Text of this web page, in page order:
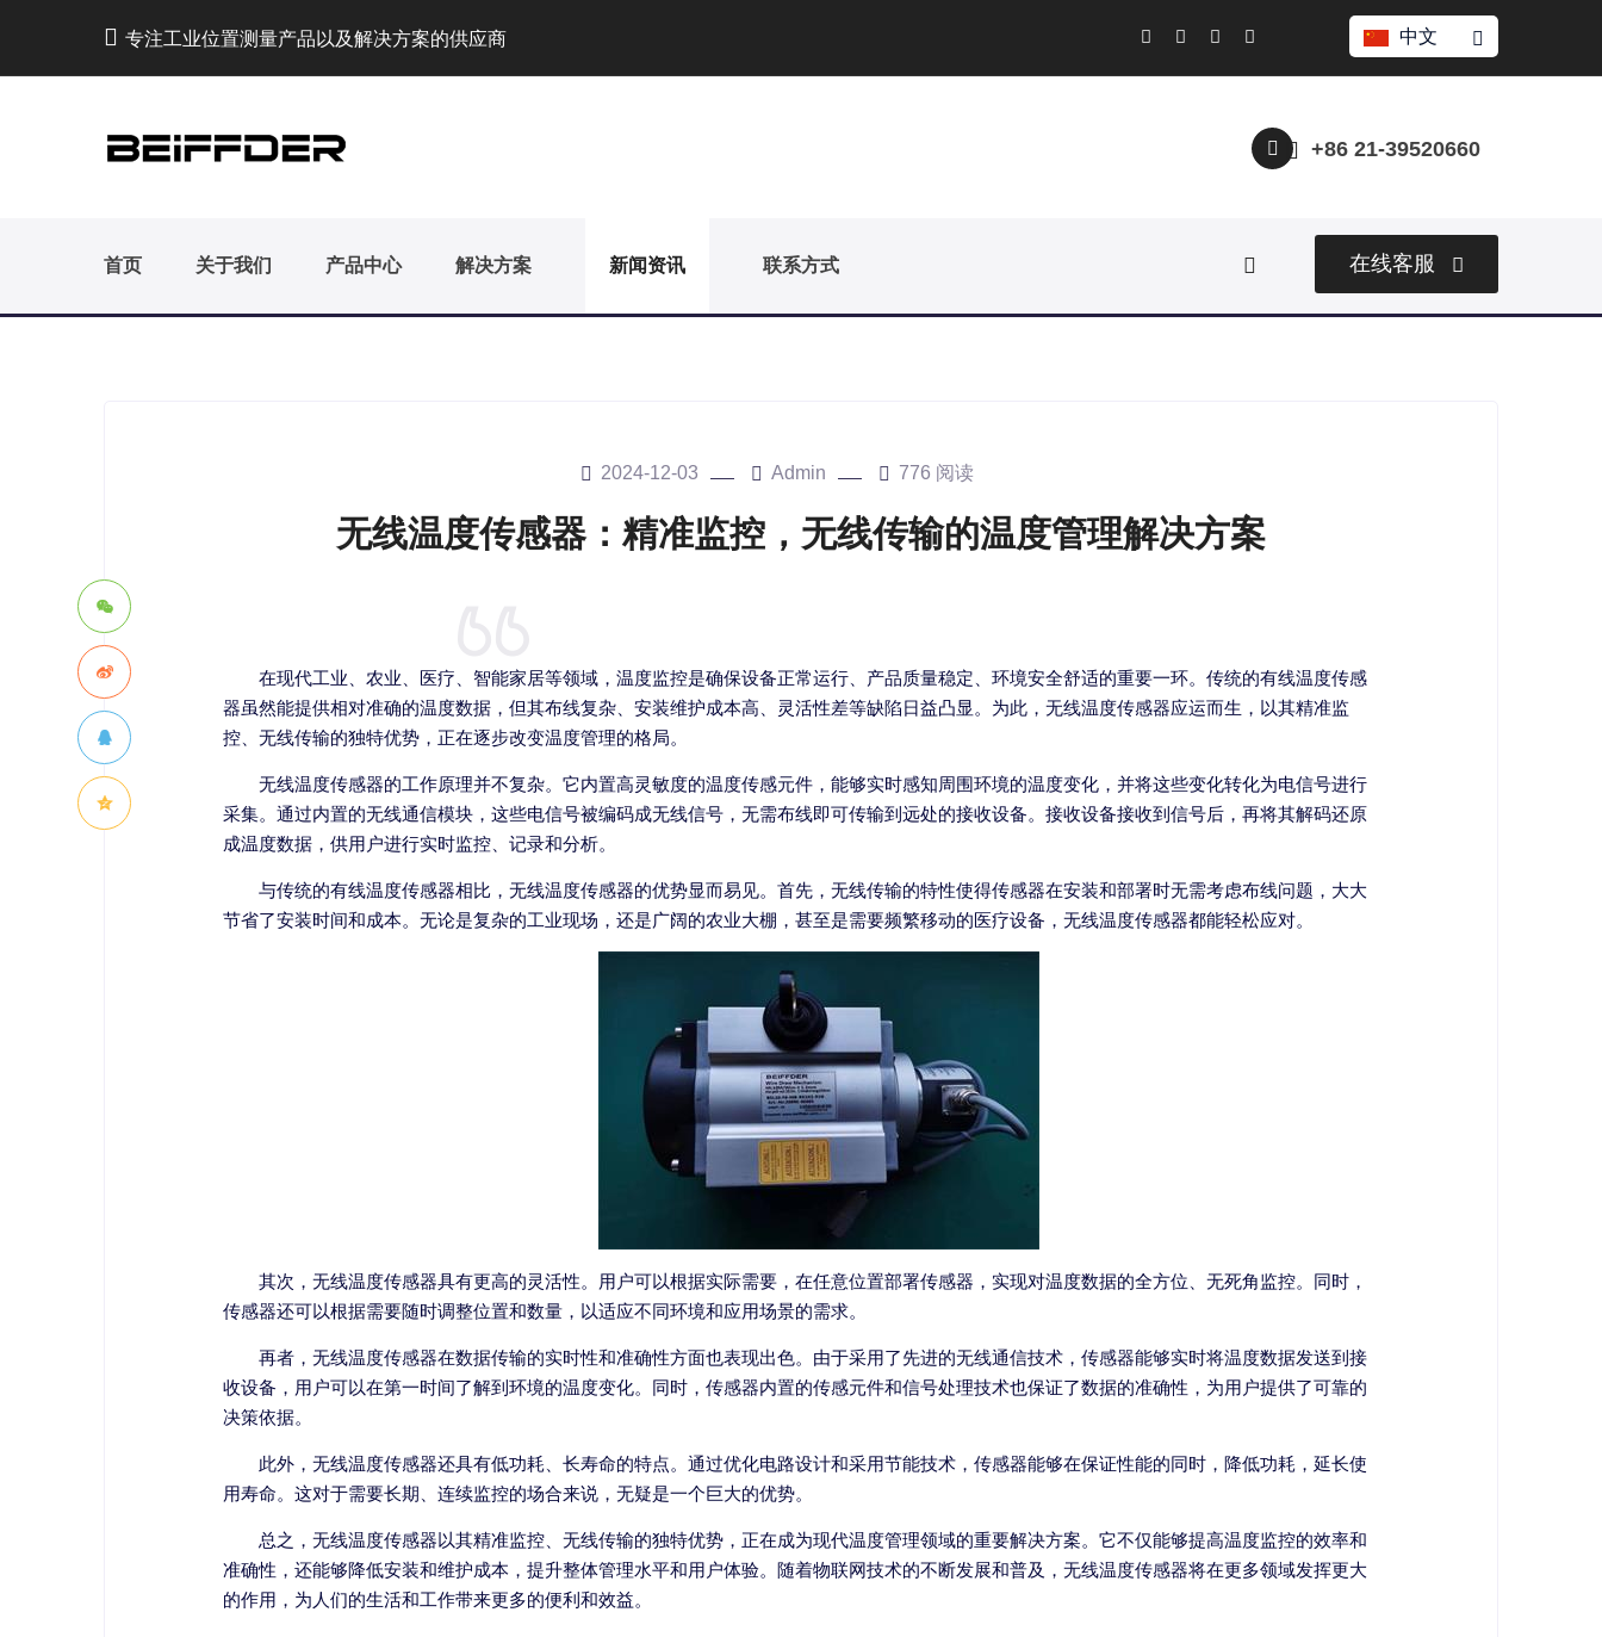
专注工业位置测量产品以及解决方案的供应商 中文
+86 21-39520660
首页 关于我们 产品中心 解决方案 新闻资讯 联系方式 在线客服
2024-12-03 Admin 776 阅读
无线温度传感器：精准监控，无线传输的温度管理解决方案
在现代工业、农业、医疗、智能家居等领域，温度监控是确保设备正常运行、产品质量稳定、环境安全舒适的重要一环。传统的有线温度传感
器虽然能提供相对准确的温度数据，但其布线复杂、安装维护成本高、灵活性差等缺陷日益凸显。为此，无线温度传感器应运而生，以其精准监
控、无线传输的独特优势，正在逐步改变温度管理的格局。
无线温度传感器的工作原理并不复杂。它内置高灵敏度的温度传感元件，能够实时感知周围环境的温度变化，并将这些变化转化为电信号进行
采集。通过内置的无线通信模块，这些电信号被编码成无线信号，无需布线即可传输到远处的接收设备。接收设备接收到信号后，再将其解码还原
成温度数据，供用户进行实时监控、记录和分析。
与传统的有线温度传感器相比，无线温度传感器的优势显而易见。首先，无线传输的特性使得传感器在安装和部署时无需考虑布线问题，大大
节省了安装时间和成本。无论是复杂的工业现场，还是广阔的农业大棚，甚至是需要频繁移动的医疗设备，无线温度传感器都能轻松应对。
其次，无线温度传感器具有更高的灵活性。用户可以根据实际需要，在任意位置部署传感器，实现对温度数据的全方位、无死角监控。同时，
传感器还可以根据需要随时调整位置和数量，以适应不同环境和应用场景的需求。
再者，无线温度传感器在数据传输的实时性和准确性方面也表现出色。由于采用了先进的无线通信技术，传感器能够实时将温度数据发送到接
收设备，用户可以在第一时间了解到环境的温度变化。同时，传感器内置的传感元件和信号处理技术也保证了数据的准确性，为用户提供了可靠的
决策依据。
此外，无线温度传感器还具有低功耗、长寿命的特点。通过优化电路设计和采用节能技术，传感器能够在保证性能的同时，降低功耗，延长使
用寿命。这对于需要长期、连续监控的场合来说，无疑是一个巨大的优势。
总之，无线温度传感器以其精准监控、无线传输的独特优势，正在成为现代温度管理领域的重要解决方案。它不仅能够提高温度监控的效率和
准确性，还能够降低安装和维护成本，提升整体管理水平和用户体验。随着物联网技术的不断发展和普及，无线温度传感器将在更多领域发挥更大
的作用，为人们的生活和工作带来更多的便利和效益。